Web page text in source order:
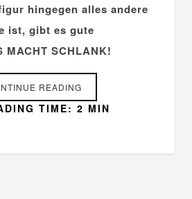
hingegen alles andere
ist, gibt es gute
MACHT SCHLANK!
READING
TIME: 2 MIN